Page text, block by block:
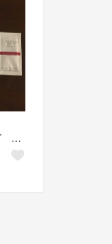
チューンメーカーズ 美容液 セラミド200 モイストエッセンス